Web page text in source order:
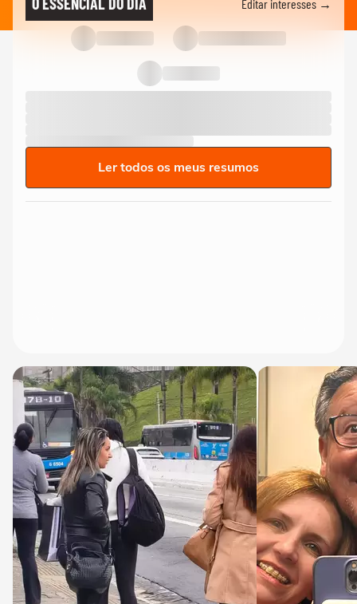
Editar interesses →
Ler todos os meus resumos